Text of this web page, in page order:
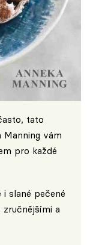
tato
Manning vám
pro každé
i slané pečené
a